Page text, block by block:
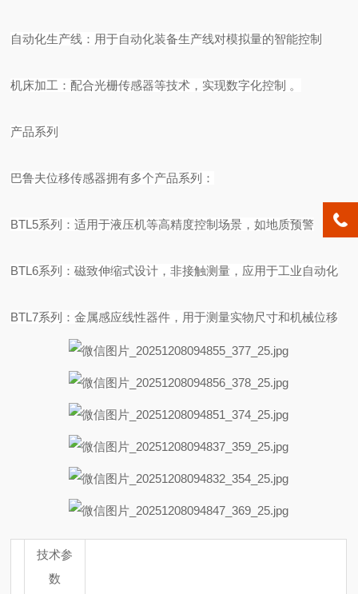
自动化生产线 ：用于自动化装备生产线对模拟量的智能控制
机床加工：配合光栅传感器等技术，实现数字化控制 。
产品系列
巴鲁夫位移传感器拥有多个产品系列：
BTL5系列：适用于液压机等高精度控制场景，如地质预警
BTL6系列：磁致伸缩式设计，非接触测量，应用于工业自动化
BTL7系列：金属感应线性器件，用于测量实物尺寸和机械位移
技术参
数